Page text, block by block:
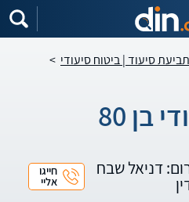
סיעוד | ביטוח סיעודי >
80
דניאל שבח חייגו
אליי